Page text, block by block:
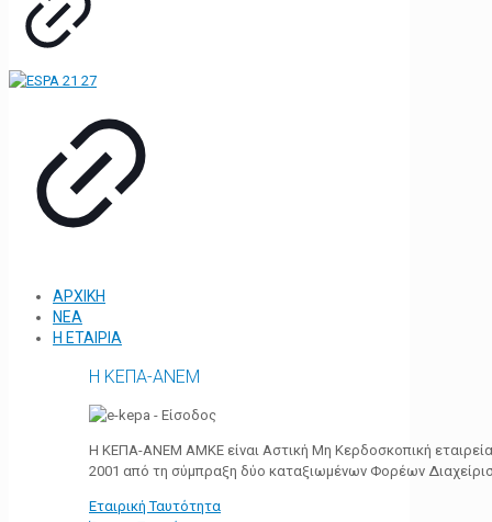
ΑΡΧΙΚΗ
ΝΕΑ
Η ΕΤΑΙΡΙΑ
Η ΚΕΠΑ-ΑΝΕΜ
Η ΚΕΠΑ-ΑΝΕΜ ΑΜΚΕ είναι Αστική Μη Κερδοσκοπική
2001 από τη σύμπραξη δύο καταξιωμένων Φορέων
Εταιρική Ταυτότητα